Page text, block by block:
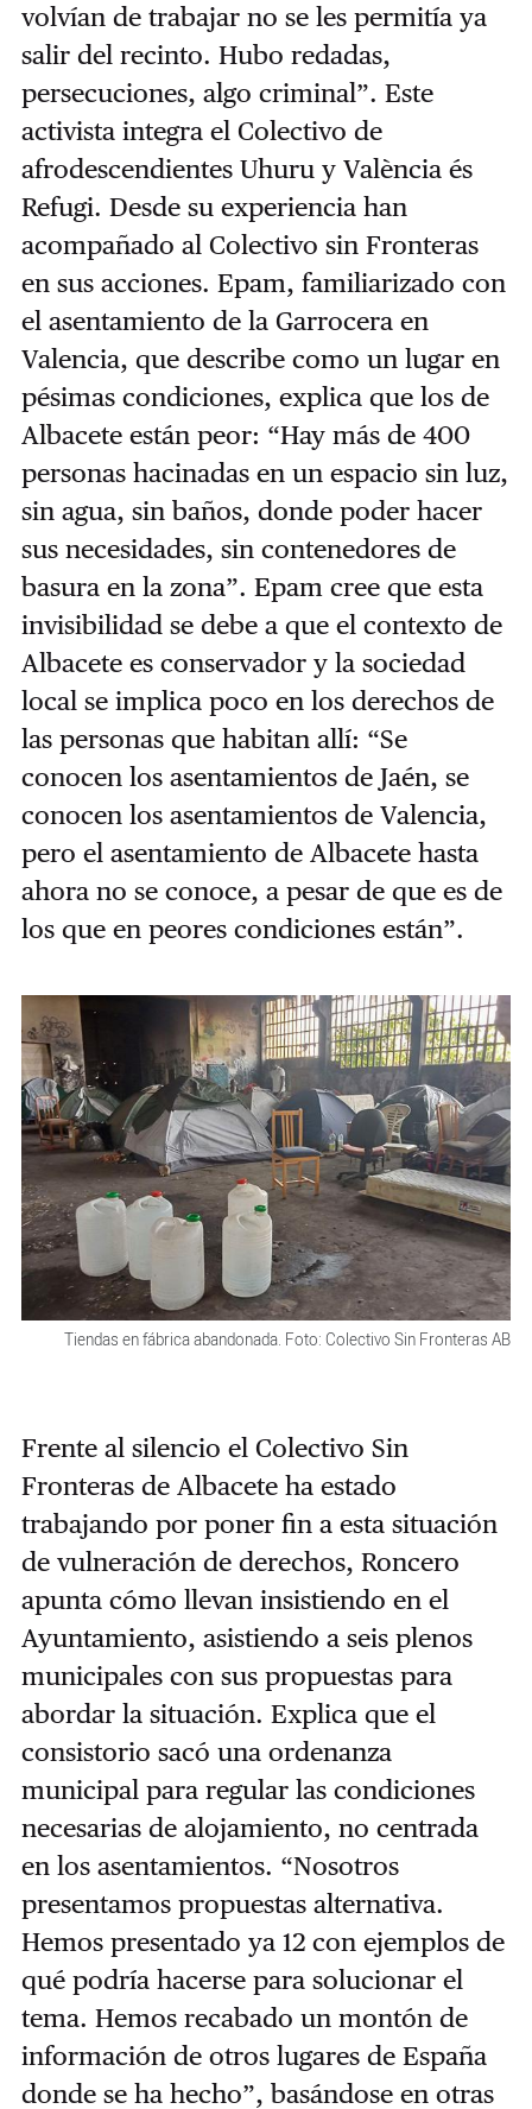
volvían de trabajar no se les permitía ya
salir del recinto. Hubo redadas,
persecuciones, algo criminal”. Este
activista integra el Colectivo de
afrodescendientes Uhuru y València és
Refugi. Desde su experiencia han
acompañado al Colectivo sin Fronteras
en sus acciones. Epam, familiarizado con
el asentamiento de la Garrocera en
Valencia, que describe como un lugar en
pésimas condiciones, explica que los de
Albacete están peor: “Hay más de 400
personas hacinadas en un espacio sin luz,
sin agua, sin baños, donde poder hacer
sus necesidades, sin contenedores de
basura en la zona”. Epam cree que esta
invisibilidad se debe a que el contexto de
Albacete es conservador y la sociedad
local se implica poco en los derechos de
las personas que habitan allí: “Se
conocen los asentamientos de Jaén, se
conocen los asentamientos de Valencia,
pero el asentamiento de Albacete hasta
ahora no se conoce, a pesar de que es de
los que en peores condiciones están”.
Tiendas en fábrica abandonada. Foto: Colectivo Sin Fronteras AB
Frente al silencio el Colectivo Sin
Fronteras de Albacete ha estado
trabajando por poner fin a esta situación
de vulneración de derechos, Roncero
apunta cómo llevan insistiendo en el
Ayuntamiento, asistiendo a seis plenos
municipales con sus propuestas para
abordar la situación. Explica que el
consistorio sacó una ordenanza
municipal para regular las condiciones
necesarias de alojamiento, no centrada
en los asentamientos. “Nosotros
presentamos propuestas alternativa.
Hemos presentado ya 12 con ejemplos de
qué podría hacerse para solucionar el
tema. Hemos recabado un montón de
información de otros lugares de España
donde se ha hecho”, basándose en otras